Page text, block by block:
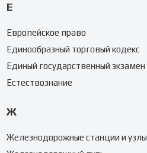
Е
Европейское право
Единообразный торговый кодекс
Единый государственный экзамен
Естествознание
Ж
Железнодорожные станции и узлы